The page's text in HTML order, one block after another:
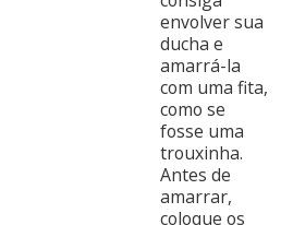
envolver sua
ducha e
amarrá-la
com uma fita,
como se
fosse uma
trouxinha.
Antes de
amarrar,
coloque os